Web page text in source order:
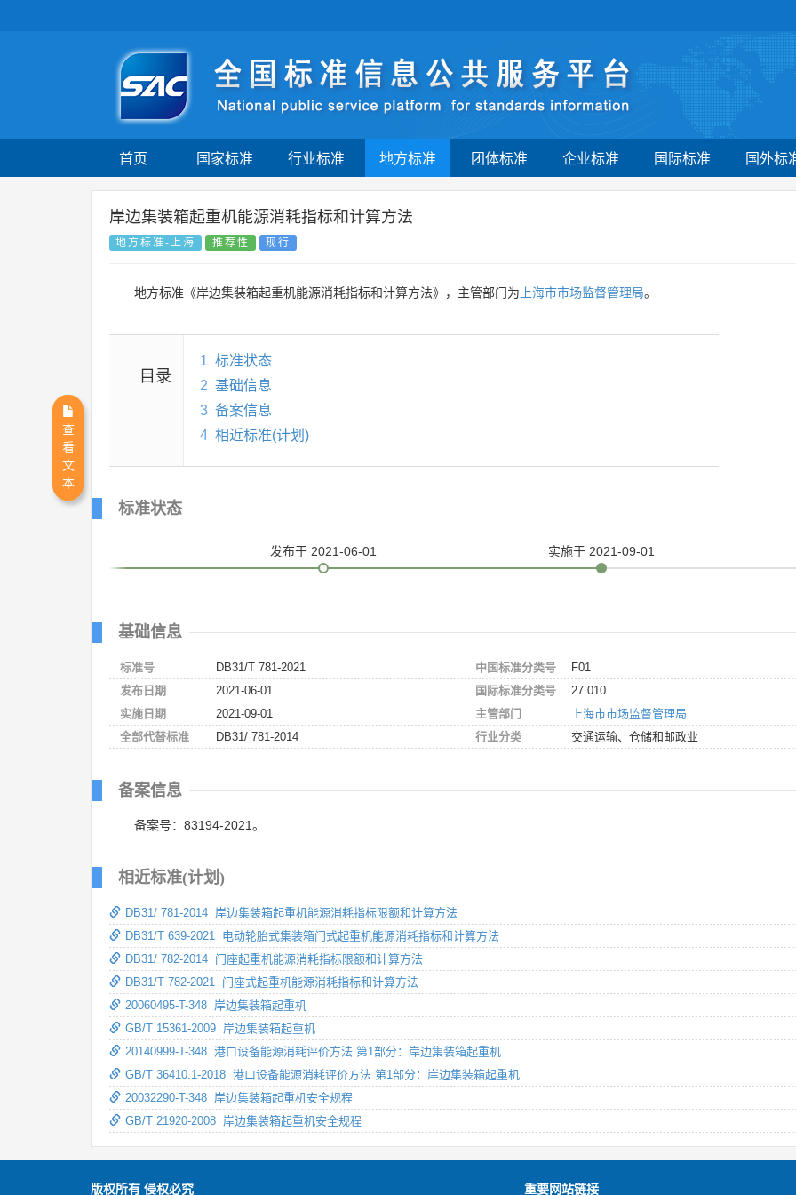
首页 国家标准 行业标准 地方标准 团体标准 企业标准 国际标准 国外标
岸边集装箱起重机能源消耗指标和计算方法
地方标准-上海 推荐性 现行
地方标准《岸边集装箱起重机能源消耗指标和计算方法》，主管部门为 上海市市场监督管理局。
目录
1 标准状态
2 基础信息
3 备案信息
4 相近标准(计划)
标准状态
发布于 2021-06-01 实施于 2021-09-01
基础信息
标准号
DB31/T 781-2021
发布日期
2021-06-01
实施日期
2021-09-01
全部代替标准
DB31/ 781-2014
中国标准分类号
F01
国际标准分类号
27.010
主管部门
上海市市场监督管理局
行业分类
交通运输、仓储和邮政业
备案信息
备案号：83194-2021。
相近标准(计划)
DB31/ 781-2014 岸边集装箱起重机能源消耗指标限额和计算方法
DB31/T 639-2021 电动轮胎式集装箱门式起重机能源消耗指标和计算方法
DB31/ 782-2014 门座起重机能源消耗指标限额和计算方法
DB31/T 782-2021 门座式起重机能源消耗指标和计算方法
20060495-T-348 岸边集装箱起重机
GB/T 15361-2009 岸边集装箱起重机
20140999-T-348 港口设备能源消耗评价方法 第1部分：岸边集装箱起重机
GB/T 36410.1-2018 港口设备能源消耗评价方法 第1部分：岸边集装箱起重机
20032290-T-348 岸边集装箱起重机安全规程
GB/T 21920-2008 岸边集装箱起重机安全规程
版权所有 侵权必究 重要网站链接
查
看
文
本